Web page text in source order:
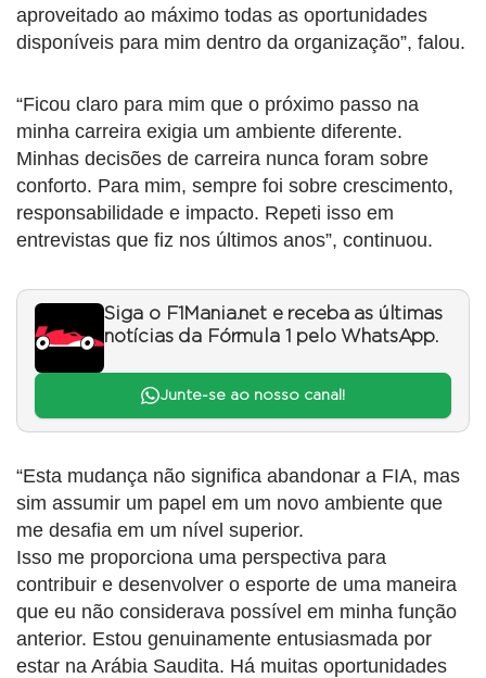
aproveitado ao máximo todas as oportunidades
disponíveis para mim dentro da organização”, falou.
“Ficou claro para mim que o próximo passo na
minha carreira exigia um ambiente diferente.
Minhas decisões de carreira nunca foram sobre
conforto. Para mim, sempre foi sobre crescimento,
responsabilidade e impacto. Repeti isso em
entrevistas que fiz nos últimos anos”, continuou.
Siga o F1Mania.net e receba as últimas
notícias da Fórmula 1 pelo WhatsApp.
Junte-se ao nosso canal!
“Esta mudança não significa abandonar a FIA, mas
sim assumir um papel em um novo ambiente que
me desafia em um nível superior.
Isso me proporciona uma perspectiva para
contribuir e desenvolver o esporte de uma maneira
que eu não considerava possível em minha função
anterior. Estou genuinamente entusiasmada por
estar na Arábia Saudita. Há muitas oportunidades